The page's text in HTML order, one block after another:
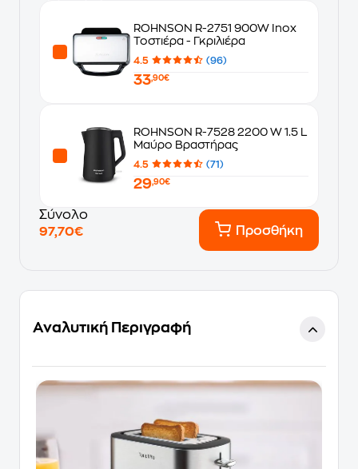
ROHNSON R-2751 900W Inox
Τοστιέρα - Γκριλιέρα
4.5 (96)
33,90€
ROHNSON R-7528 2200 W 1.5 L
Μαύρο Βραστήρας
4.5 (71)
29,90€
Σύνολο
97,70€
Προσθήκη
Αναλυτική Περιγραφή